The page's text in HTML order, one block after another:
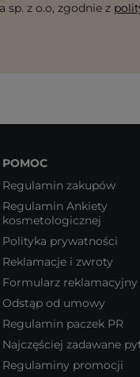
sp. z o.o, zgodnie z
POMOC
Regulamin zakupów
Regulamin Ankiety
kosmetologicznej
Polityka prywatności
Reklamacje i zwroty
Formularz reklamacyjny
Odstąp od umowy
Regulamin paczek PR
Najczęściej zadawane
Regulaminy promocji